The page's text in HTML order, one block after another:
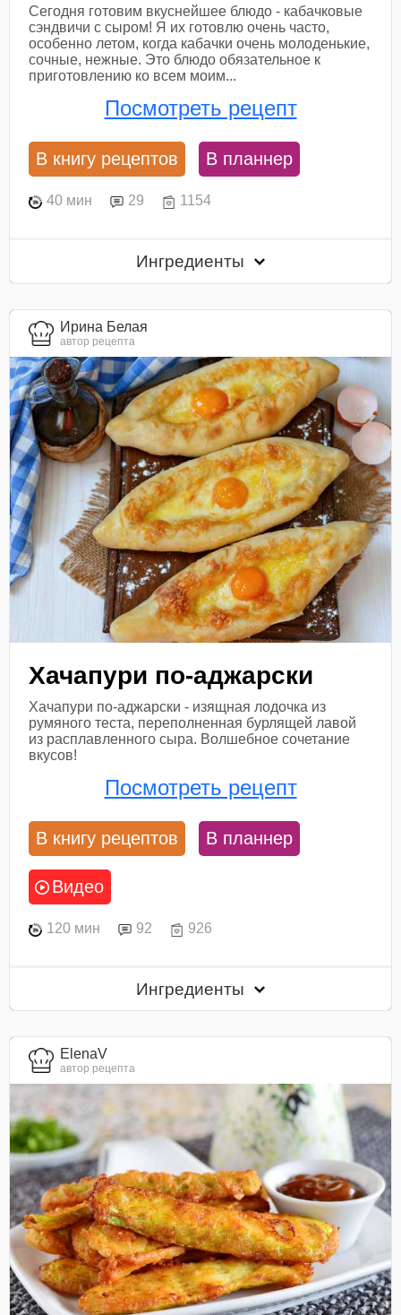
Сегодня готовим вкуснейшее блюдо - кабачковые
сэндвичи с сыром! Я их готовлю очень часто,
особенно летом, когда кабачки очень молоденькие,
сочные, нежные. Это блюдо обязательное к
приготовлению ко всем моим...
Посмотреть рецепт
В книгу рецептов В планнер
40 мин 29 1154
Ингредиенты
Ирина Белая
автор рецепта
Хачапури по-аджарски
Хачапури по-аджарски - изящная лодочка из
румяного теста, переполненная бурлящей лавой
из расплавленного сыра. Волшебное сочетание
вкусов!
Посмотреть рецепт
В книгу рецептов В планнер
Видео
120 мин 92 926
Ингредиенты
ElenaV
автор рецепта